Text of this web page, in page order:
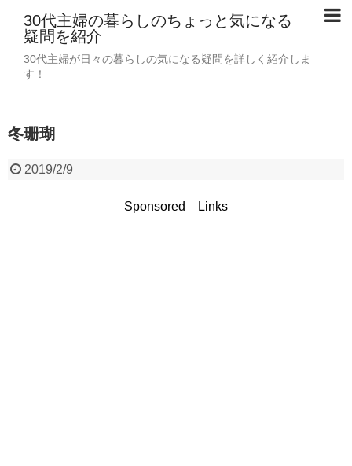
30代主婦の暮らしのちょっと気になる
疑問を紹介
30代主婦が日々の暮らしの気になる疑問を詳しく紹介しま
す！
冬珊瑚
2019/2/9
Sponsored Links